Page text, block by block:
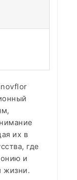
их в
где
и
жизни.